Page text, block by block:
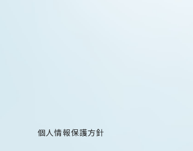
個人情報保護方針